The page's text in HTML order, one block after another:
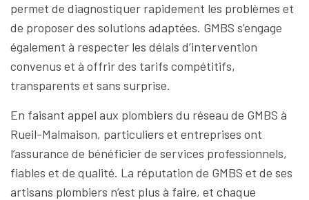
permet de diagnostiquer rapidement les problèmes et
de proposer des solutions adaptées. GMBS s’engage
également à respecter les délais d’intervention
convenus et à offrir des tarifs compétitifs,
transparents et sans surprise.
En faisant appel aux plombiers du réseau de GMBS à
Rueil-Malmaison, particuliers et entreprises ont
l’assurance de bénéficier de services professionnels,
fiables et de qualité. La réputation de GMBS et de ses
artisans plombiers n’est plus à faire, et chaque